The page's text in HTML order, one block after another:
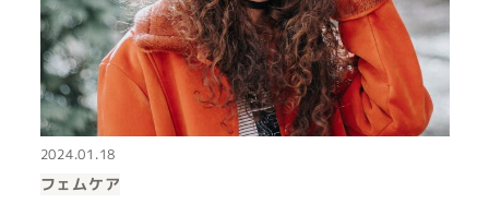
2024.01.18
フェムケア